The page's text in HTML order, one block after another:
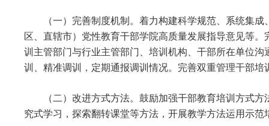
（一）完善制度机制。着力构建科学规范、系统集
区、直辖市）党性教育干部学院高质量发展指导意见等
训主管部门与行业主管部门、培训机构、干部所在单位
训、精准调训，定期通报调训情况。完善双重管理干部
（二）改进方式方法。鼓励加强干部教育培训方式
究式学习，探索翻转课堂等方法，开展教学方法运用示范